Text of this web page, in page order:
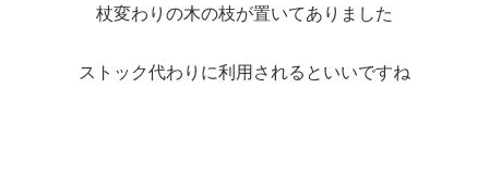
杖変わりの木の枝が置いてありました
ストック代わりに利用されるといいですね